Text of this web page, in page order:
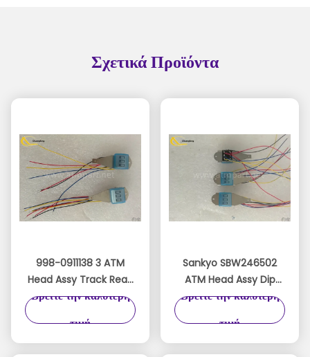
Σχετικά Προϊόντα
998-0911138 3 ATM
Head Assy Track Read
Head For DIP READER
Βρείτε την καλύτερη
τιμή
Sankyo SBW246502
ATM Head Assy Dip
Readers TK 1,2,3 Read
Βρείτε την καλύτερη
τιμή